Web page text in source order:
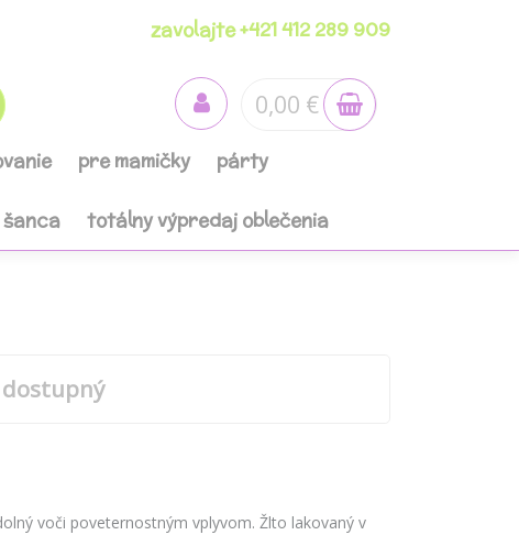
zavolajte +421 412 289 909
0,00 €
pre mamičky párty
totálny výpredaj oblečenia
voči poveternostným vplyvom. Žlto lakovaný v